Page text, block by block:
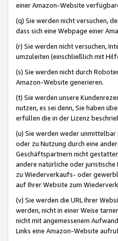
einer Amazon-Website
(q) Sie werden nicht versuchen,
dass sich eine Webpage einer
(r) Sie werden nicht versuchen,
umzuleiten (einschließlich mit
(s) Sie werden nicht durch
Amazon-Website generieren.
(t) Sie werden unsere
nutzen, es sei denn, Sie haben
erfüllen die in der Lizenz
(u) Sie werden weder
oder zu Nutzung durch eine
Geschäftspartnern nicht
andere natürliche oder
zu Wiederverkaufs- oder
auf Ihrer Website zum
(v) Sie werden die URL Ihrer
werden, nicht in einer Weise
nicht mit angemessenem
Links eine Amazon-Website